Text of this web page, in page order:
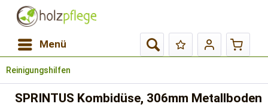
Menü
Reinigungshilfen
SPRINTUS Kombidüse, 306mm Metallboden